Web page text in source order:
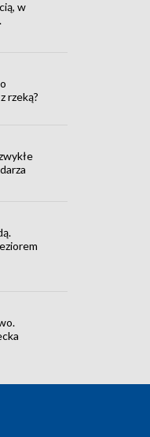
w
rzeką?